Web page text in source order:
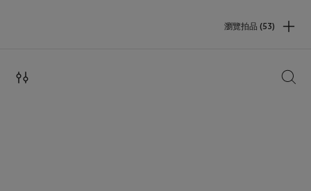
瀏覽拍品 (53)
搜索